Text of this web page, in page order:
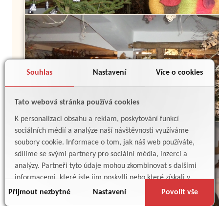
Souhlas Nastavení Více o cookies
Tato webová stránka používá cookies
K personalizaci obsahu a reklam, poskytování funkcí
sociálních médií a analýze naší návštěvnosti využíváme
soubory cookie. Informace o tom, jak náš web používáte,
sdílíme se svými partnery pro sociální média, inzerci a
analýzy. Partneři tyto údaje mohou zkombinovat s dalšími
informacemi, které jste jim poskytli nebo které získali v
důsledku toho, že používáte jejich služby.
Přijmout nezbytné Nastavení Povolit vše